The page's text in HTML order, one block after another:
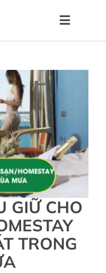
Toggle
GIỮ CHO
TRONG